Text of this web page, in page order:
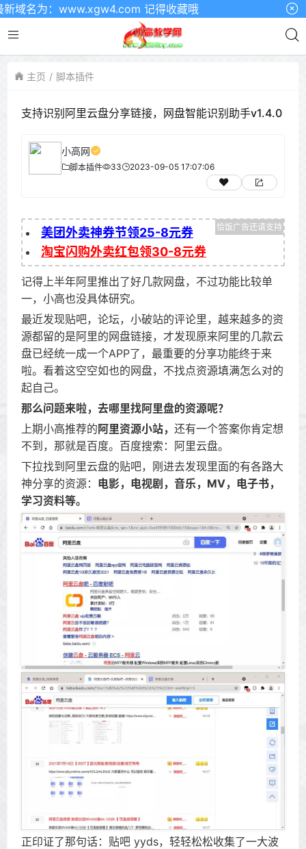
名为：www.xgw4.com 记得收藏哦
主页 脚本插件
支持识别阿里云盘分享链接，网盘智能识别助手v1.4.0
小高网
脚本插件 33 2023-09-05 17:07:06
美团外卖神券节领25-8元券
淘宝闪购外卖红包领30-8元券
记得上半年阿里推出了好几款网盘，不过功能比较单
一，小高也没具体研究。
最近发现贴吧，论坛，小破站的评论里，越来越多的资
源都留的是阿里的网盘链接，才发现原来阿里的几款云
盘已经统一成一个APP了，最重要的分享功能终于来
啦。看着这空空如也的网盘，不找点资源填满怎么对的
起自己。
那么问题来啦，去哪里找阿里盘的资源呢？
上期小高推荐的阿里资源小站， 还有一个答案你肯定想
不到，那就是百度。百度搜索：阿里云盘。
下拉找到阿里云盘的贴吧，刚进去发现里面的有各路大
神分享的资源： 电影，电视剧，音乐，MV，电子书，
学习资料等。
正印证了那句话：贴吧 yyds，轻轻松松收集了一大波